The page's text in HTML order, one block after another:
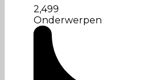
2,499
Onderwerpen